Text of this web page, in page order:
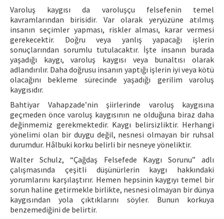
Varoluş kaygısı da varoluşçu felsefenin temel
kavramlarından birisidir. Var olarak yeryüzüne atılmış
insanın seçimler yapması, riskler alması, karar vermesi
gerekecektir. Doğru veya yanlış yapacağı işlerin
sonuçlarından sorumlu tutulacaktır. İşte insanın burada
yaşadığı kaygı, varoluş kaygısı veya bunaltısı olarak
adlandırılır. Daha doğrusu insanın yaptığı işlerin iyi veya kötü
olacağını bekleme sürecinde yaşadığı gerilim varoluş
kaygısıdır.
Bahtiyar Vahapzade’nin şiirlerinde varoluş kaygısına
geçmeden önce varoluş kaygısının ne olduğuna biraz daha
değinmemiz gerekmektedir. Kaygı belirsizliktir. Herhangi
yönelimi olan bir duygu değil, nesnesi olmayan bir ruhsal
durumdur. Hâlbuki korku belirli bir nesneye yöneliktir.
Walter Schulz, “Çağdaş Felsefede Kaygı Sorunu” adlı
çalışmasında çeşitli düşünürlerin kaygı hakkındaki
yorumlarını karşılaştırır. Hemen hepsinin kaygıyı temel bir
sorun haline getirmekle birlikte, nesnesi olmayan bir dünya
kaygısından yola çıktıklarını söyler. Bunun korkuya
benzemediğini de belirtir.